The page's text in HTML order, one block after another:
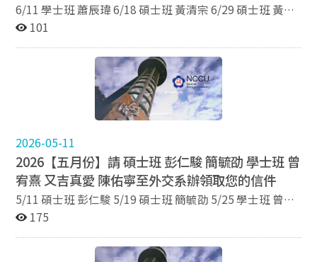
6/11 學士班 蕭辰瑋 6/18 碩士班 黃清宗 6/29 碩士班 黃清
宗 101
2026-05-11
2026【五月份】請 碩士班 彭仁駿 簡毓劭 學士班 曾
宥熹 又吉真愛 陳佑寧至外交系辦領取您的信件
5/11 碩士班 彭仁駿 5/19 碩士班 簡毓劭 5/25 學士班 曾宥
175